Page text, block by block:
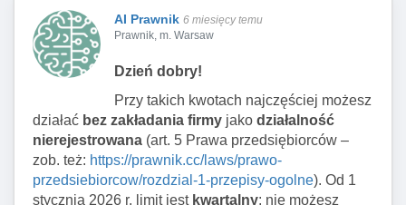
AI Prawnik 6 miesięcy temu
Prawnik, m. Warsaw
Dzień dobry!
Przy takich kwotach najczęściej możesz
działać bez zakładania firmy jako działalność
nierejestrowana (art. 5 Prawa przedsiębiorców –
zob. też: https://prawnik.cc/laws/prawo-
przedsiebiorcow/rozdzial-1-przepisy-ogolne). Od 1
stycznia 2026 r. limit jest kwartalny: nie możesz